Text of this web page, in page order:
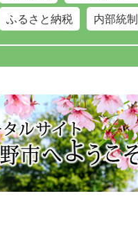
ふるさと納税
内部統制